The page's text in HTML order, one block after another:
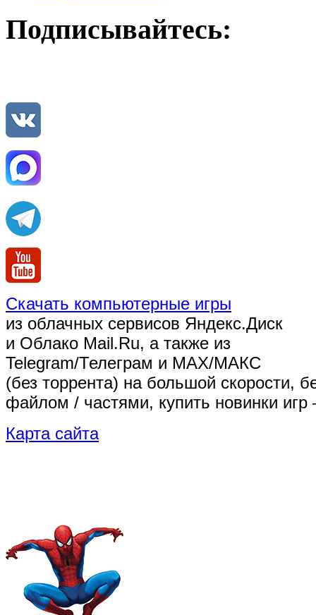
Подписывайтесь:
Скачать компьютерные игры
из облачных сервисов Яндекс.Диск
и Облако Mail.Ru, а также из
Telegram/Телеграм и MAX/МАКС
(без торрента) на большой скорости,
файлом / частями, купить новинки
Карта сайта